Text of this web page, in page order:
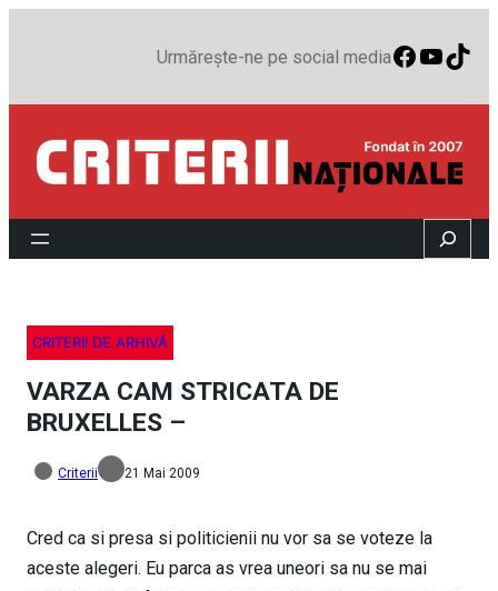
Urmărește-ne pe social media
Search
CRITERII DE ARHIVĂ
VARZA CAM STRICATA DE
BRUXELLES –
Criterii 21 Mai 2009
Cred ca si presa si politicienii nu vor sa se voteze la
aceste alegeri. Eu parca as vrea uneori sa nu se mai